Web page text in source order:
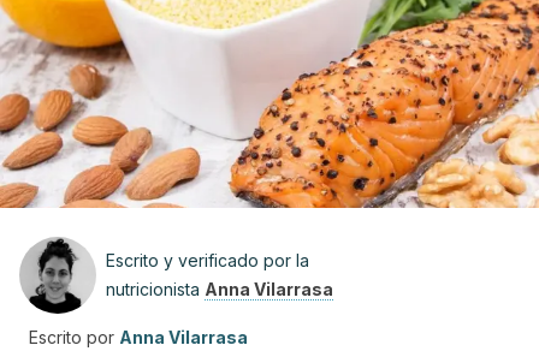
Escrito y verificado por la
nutricionista Anna Vilarrasa
Escrito por Anna Vilarrasa